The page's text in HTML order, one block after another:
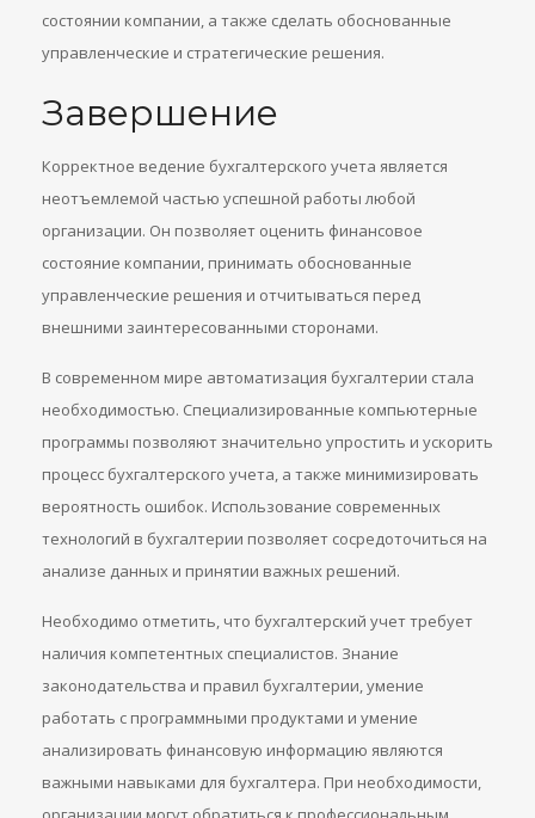
состоянии компании, а также сделать обоснованные
управленческие и стратегические решения.
Завершение
Корректное ведение бухгалтерского учета является
неотъемлемой частью успешной работы любой
организации. Он позволяет оценить финансовое
состояние компании, принимать обоснованные
управленческие решения и отчитываться перед
внешними заинтересованными сторонами.
В современном мире автоматизация бухгалтерии стала
необходимостью. Специализированные компьютерные
программы позволяют значительно упростить и ускорить
процесс бухгалтерского учета, а также минимизировать
вероятность ошибок. Использование современных
технологий в бухгалтерии позволяет сосредоточиться на
анализе данных и принятии важных решений.
Необходимо отметить, что бухгалтерский учет требует
наличия компетентных специалистов. Знание
законодательства и правил бухгалтерии, умение
работать с программными продуктами и умение
анализировать финансовую информацию являются
важными навыками для бухгалтера. При необходимости,